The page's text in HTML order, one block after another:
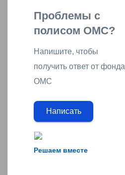
Решаем вместе
Проблемы с
полисом ОМС?
Напишите, чтобы
получить ответ от фонда
ОМС
Написать